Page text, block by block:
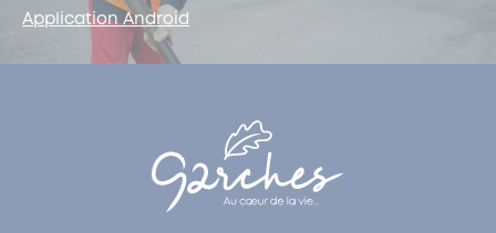
Application Android